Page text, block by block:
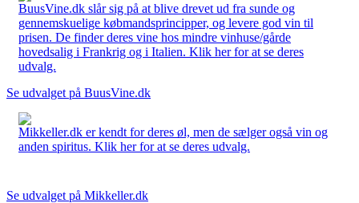
BuusVine.dk slår sig på at blive drevet ud fra sunde og
gennemskuelige købmandsprincipper, og levere god vin til
prisen. De finder deres vine hos mindre vinhuse/gårde
hovedsalig i Frankrig og i Italien. Klik her for at se deres
udvalg.
Se udvalget på BuusVine.dk
Mikkeller.dk er kendt for deres øl, men de sælger også vin og
anden spiritus. Klik her for at se deres udvalg.
Se udvalget på Mikkeller.dk